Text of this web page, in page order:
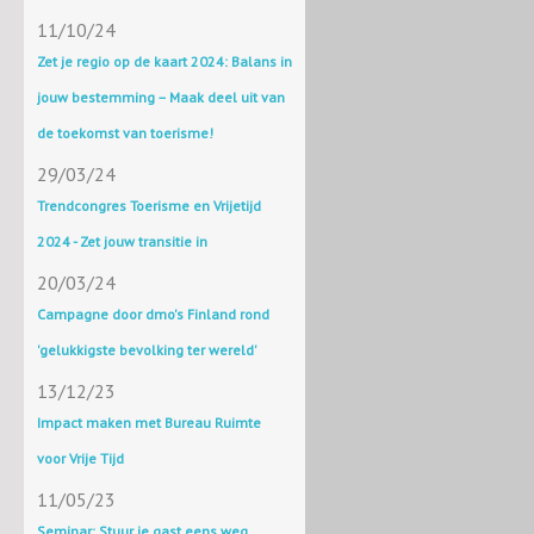
11/10/24
Zet je regio op de kaart 2024: Balans in
jouw bestemming – Maak deel uit van
de toekomst van toerisme!
29/03/24
Trendcongres Toerisme en Vrijetijd
2024 - Zet jouw transitie in
20/03/24
Campagne door dmo's Finland rond
'gelukkigste bevolking ter wereld'
13/12/23
Impact maken met Bureau Ruimte
voor Vrije Tijd
11/05/23